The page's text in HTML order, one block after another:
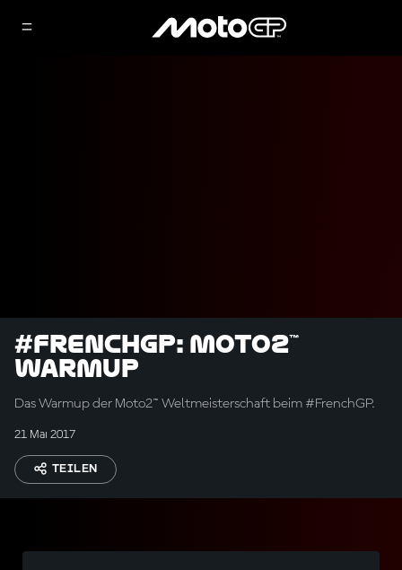
#FrenchGP: Moto2™
Warmup
Das Warmup der Moto2™ Weltmeisterschaft beim #FrenchGP.
21 Mai 2017
TEILEN